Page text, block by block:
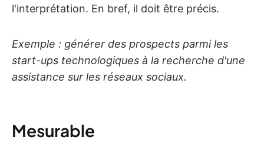
l'interprétation. En bref, il doit être précis.
Exemple : générer des prospects parmi les
start-ups technologiques à la recherche d'une
assistance sur les réseaux sociaux.
Mesurable